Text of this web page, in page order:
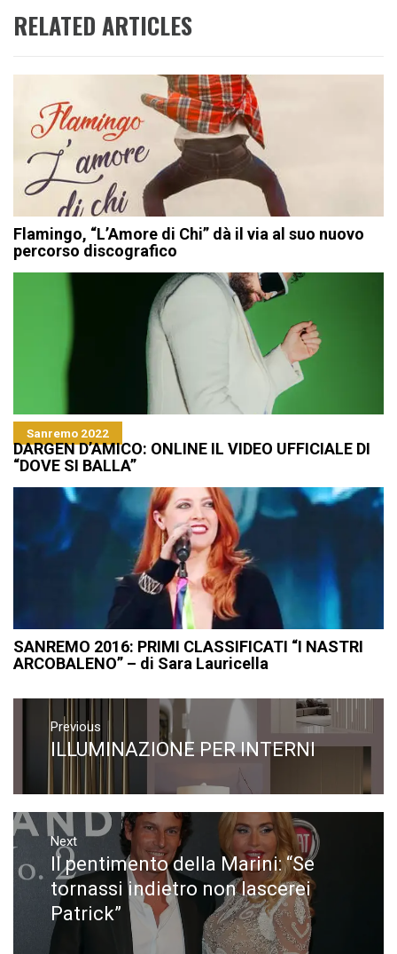
RELATED ARTICLES
Flamingo, “L’Amore di Chi” dà il via al suo nuovo
percorso discografico
Sanremo 2022
DARGEN D’AMICO: ONLINE IL VIDEO UFFICIALE DI
“DOVE SI BALLA”
SANREMO 2016: PRIMI CLASSIFICATI “I NASTRI
ARCOBALENO” – di Sara Lauricella
Navigazione
articoli
Previous
Previous
ILLUMINAZIONE PER INTERNI
Next
Next
post:
Il pentimento della Marini: “Se
tornassi indietro non lascerei
Patrick”